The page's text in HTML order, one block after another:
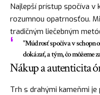
Najlepší prístup spočíva v
rozumnou opatrnosťou.
tradičným liečebným
"Múdrosť spočíva v
dokázať, a tým, čo môžeme
Nákup a autenticita
Trh s drahými kameňmi